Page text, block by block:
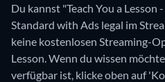
Du kannst "Teach You a
Standard with Ads legal im
keine kostenlosen Streaming-
Lesson. Wenn du wissen
verfügbar ist, klicke oben auf